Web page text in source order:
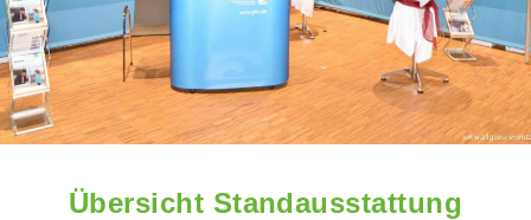
Übersicht Standausstattung